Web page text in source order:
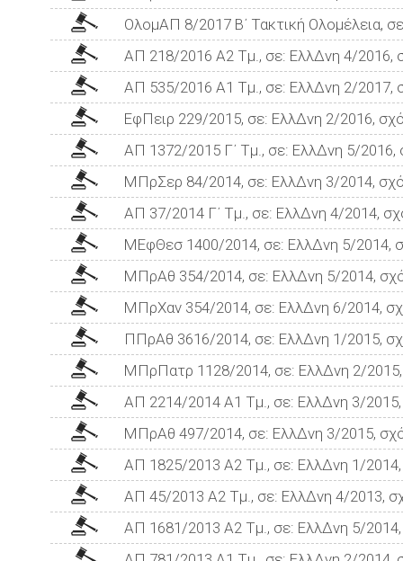
ΟλομΑΠ 8/2017 Β΄ Τακτική Ολομέλεια,
ΑΠ 218/2016 Α2 Τμ., σε: ΕλλΔνη 4/2016,
ΑΠ 535/2016 Α1 Τμ., σε: ΕλλΔνη 2/2017,
ΕφΠειρ 229/2015, σε: ΕλλΔνη 2/2016,
ΑΠ 1372/2015 Γ΄ Τμ., σε: ΕλλΔνη 5/
ΜΠρΣερ 84/2014, σε: ΕλλΔνη 3/2014,
ΑΠ 37/2014 Γ΄ Τμ., σε: ΕλλΔνη 4/2014,
ΜΕφΘεσ 1400/2014, σε: ΕλλΔνη 5/2014,
ΜΠρΑθ 354/2014, σε: ΕλλΔνη 5/2014,
ΜΠρΧαν 354/2014, σε: ΕλλΔνη 6/2014,
ΠΠρΑθ 3616/2014, σε: ΕλλΔνη 1/2015,
ΜΠρΠατρ 1128/2014, σε: ΕλλΔνη 2/
ΑΠ 2214/2014 Α1 Τμ., σε: ΕλλΔνη 3/
ΜΠρΑθ 497/2014, σε: ΕλλΔνη 3/2015,
ΑΠ 1825/2013 Α2 Τμ., σε: ΕλλΔνη 1/
ΑΠ 45/2013 Α2 Τμ., σε: ΕλλΔνη 4/2013,
ΑΠ 1681/2013 Α2 Τμ., σε: ΕλλΔνη 5/